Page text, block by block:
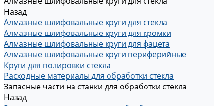
Назад
Алмазные шлифовальные круги для стекла
Алмазные шлифовальные круги для кромки
Алмазные шлифовальные круги для фацета
Алмазные шлифовальные круги периферийные
Круги для полировки стекла
Расходные материалы для обработки стекла
Запасные части на станки для обработки стекла
Назад